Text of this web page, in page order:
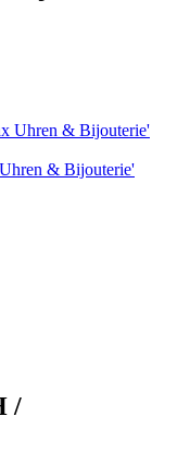
Uhren & Bijouterie'
& Bijouterie'
/